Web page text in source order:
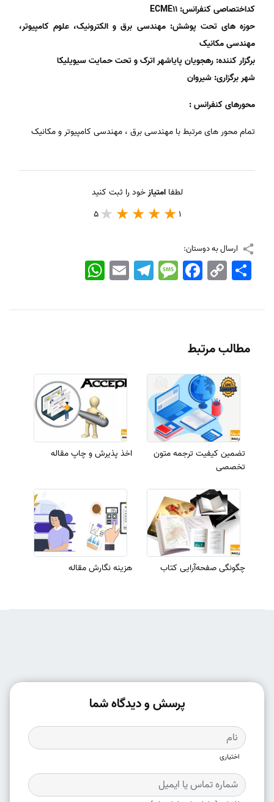
کداختصاصی کنفرانس: ECME11
حوزه های تحت پوشش: مهندسی برق و الکترونیک، علوم کامپیوتر،
مهندسی مکانیک
برگزار کننده: رهجویان پایاشهر اترک و تحت حمایت سیویلیکا
شهر برگزاری: شیروان
محورهای کنفرانس :
تمام محور های مرتبط با مهندسی برق ، مهندسی کامپیوتر و مکانیک
لطفاامتیازخود را ثبت کنید
1
5
ارسال به دوستان:
WhatsApp EmailTelegramMessageFacebook Copy
Link
اشتراک
مطالب مرتبط
تضمین کیفیت ترجمه متون
تخصصی
اخذ پذیرش و چاپ مقاله
چگونگی صفحه‌آرایی کتاب هزینه نگارش مقاله
پرسش و دیدگاه شما
اختیاری